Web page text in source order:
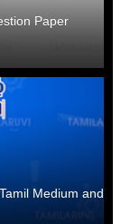
Paper
Medium and